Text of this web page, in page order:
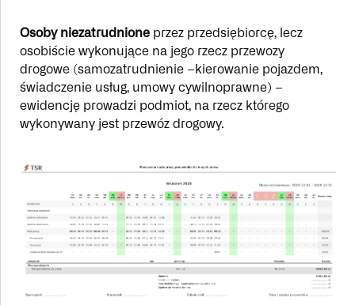
Osoby niezatrudnioneprzez przedsiębiorcę, lecz
osobiście wykonujące na jego rzecz przewozy
drogowe (samozatrudnienie –kierowanie pojazdem,
świadczenie usług, umowy cywilnoprawne) –
ewidencję prowadzi podmiot, na rzecz którego
wykonywany jest przewóz drogowy.